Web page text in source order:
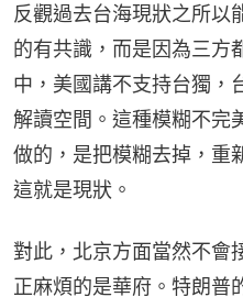
反觀過去台海現狀之所以
的有共識，而是因為三方
中，美國講不支持台獨，
解讀空間。這種模糊不完
做的，是把模糊去掉，重
這就是現狀。
對此，北京方面當然不會
正麻煩的是華府。特朗普